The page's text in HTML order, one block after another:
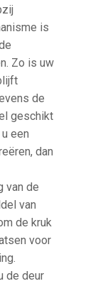
is
Zo is uw
de
geschikt
een
dan
van de
van
de kruk
voor
de deur